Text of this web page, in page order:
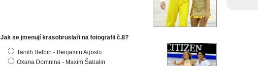
Jak se jmenují krasobruslaři na fotografii č.8?
Tanith Belbin - Benjamin Agosto
Oxana Domnina - Maxim Šabalin